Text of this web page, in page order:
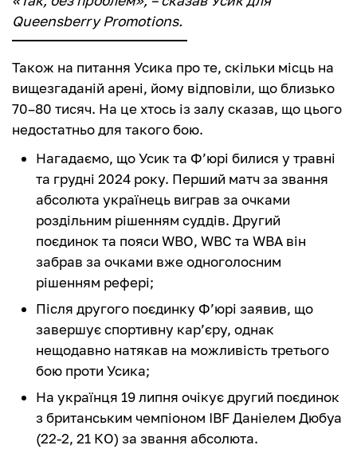
Queensberry Promotions.
Також на питання Усика про те, скільки місць на
вищезгаданій арені, йому відповіли, що близько
70–80 тисяч. На це хтось із залу сказав, що цього
недостатньо для такого бою.
Нагадаємо, що Усик та Ф’юрі билися у травні
та грудні 2024 року. Перший матч за звання
абсолюта українець виграв за очками
роздільним рішенням суддів. Другий
поєдинок та пояси WBO, WBC та WBA він
забрав за очками вже одноголосним
рішенням рефері;
Після другого поєдинку Ф’юрі заявив, що
завершує спортивну кар’єру, однак
нещодавно натякав на можливість третього
бою проти Усика;
На українця 19 липня очікує другий поєдинок
з британським чемпіоном IBF Даніелем Дюбуа
(22-2, 21 КО) за звання абсолюта.